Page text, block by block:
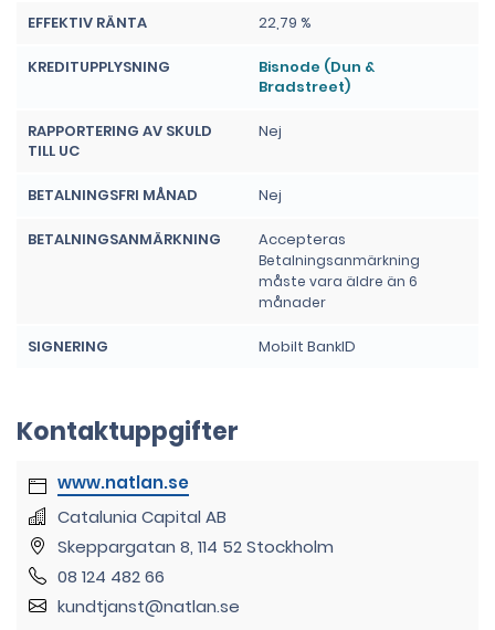
EFFEKTIV RÄNTA 22,79 %
KREDITUPPLYSNING
Bisnode (Dun &
Bradstreet)
RAPPORTERING AV SKULD
TILL UC
Nej
BETALNINGSFRI MÅNAD Nej
BETALNINGSANMÄRKNING Accepteras
Betalningsanmärkning
måste vara äldre än 6
månader
SIGNERING Mobilt BankID
Kontaktuppgifter
Catalunia Capital AB
Skeppargatan 8, 114 52 Stockholm
08 124 482 66
kundtjanst@natlan.se